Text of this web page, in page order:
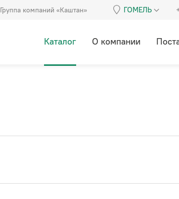
Группа компаний «Каштан» ГОМЕЛЬ
Каталог О компании